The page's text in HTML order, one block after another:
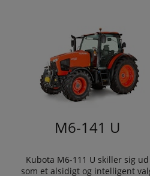
M6-141 U
Kubota M6-111 U skiller sig ud
som et alsidigt og intelligent